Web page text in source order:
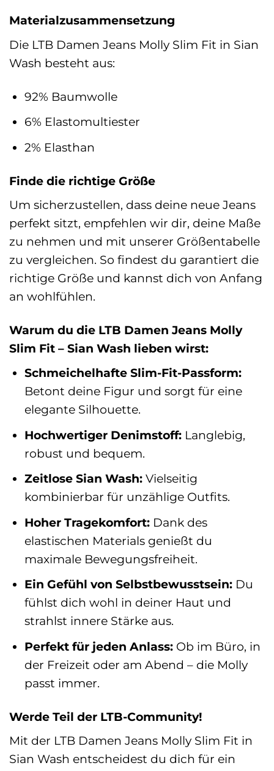
Materialzusammensetzung
Die LTB Damen Jeans Molly Slim Fit in Sian
Wash besteht aus:
92% Baumwolle
6% Elastomultiester
2% Elasthan
Finde die richtige Größe
Um sicherzustellen, dass deine neue Jeans
perfekt sitzt, empfehlen wir dir, deine Maße
zu nehmen und mit unserer Größentabelle
zu vergleichen. So findest du garantiert die
richtige Größe und kannst dich von Anfang
an wohlfühlen.
Warum du die LTB Damen Jeans Molly
Slim Fit – Sian Wash lieben wirst:
Schmeichelhafte Slim-Fit-Passform:
Betont deine Figur und sorgt für eine
elegante Silhouette.
Hochwertiger Denimstoff:Langlebig,
robust und bequem.
Zeitlose Sian Wash:Vielseitig
kombinierbar für unzählige Outfits.
Hoher Tragekomfort:Dank des
elastischen Materials genießt du
maximale Bewegungsfreiheit.
Ein Gefühl von Selbstbewusstsein:Du
fühlst dich wohl in deiner Haut und
strahlst innere Stärke aus.
Perfekt für jeden Anlass:Ob im Büro, in
der Freizeit oder am Abend – die Molly
passt immer.
Werde Teil der LTB-Community!
Mit der LTB Damen Jeans Molly Slim Fit in
Sian Wash entscheidest du dich für ein